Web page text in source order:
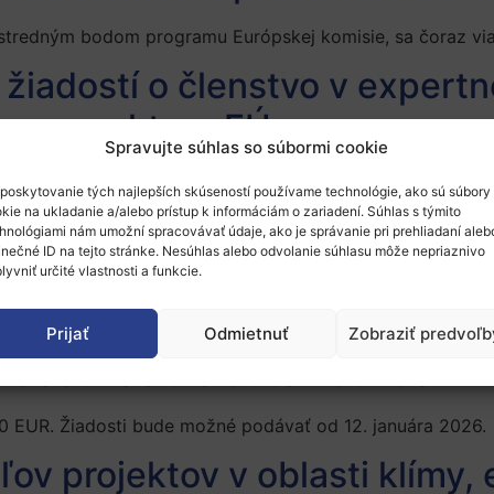
Spravujte súhlas so súbormi cookie
tých najlepších skúseností používame technológie, ako sú súbory
na ukladanie a/alebo prístup k informáciám o zariadení. Súhlas s týmito
nám umožní spracovávať údaje, ako je správanie pri prehliadaní
ID na tejto stránke. Nesúhlas alebo odvolanie súhlasu môže nepriaznivo
určité vlastnosti a funkcie.
Prijať Odmietnuť Zobraziť
bodom programu Európskej komisie, sa čoraz
o členstvo v
sektore EÚ
na automobilový priemysel a pomôžte napredovať
cenu za inovatívne
s inovatívnymi, inkluzívnymi a efektívnymi
a automatizáciu
Žiadosti bude možné podávať od 12. januára 2026.
projektov v oblasti klímy,